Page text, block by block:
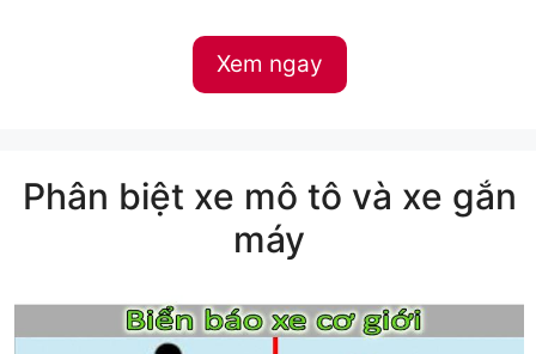
Xem ngay
Phân biệt xe mô tô và xe gắn
máy